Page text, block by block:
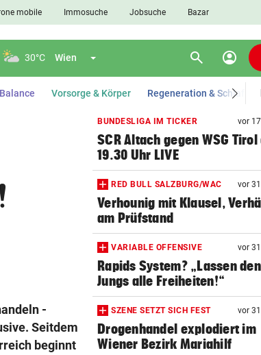
mobile Immosuche Jobsuche Bazar
30°C Wien Menü aufklappen search Suchen
account_circle
Vorsorge & Körper Regeneration & Schlaf
-
Seitdem
beginnt
BUNDESLIGA IM TICKER vor
SCR Altach gegen WSG Tirol
19.30 Uhr LIVE
RED BULL SALZBURG/WAC vor
Verhounig mit Klausel,
am Prüfstand
VARIABLE OFFENSIVE vor
Rapids System? „Lassen den
Jungs alle Freiheiten!“
SZENE SETZT SICH FEST vor
Drogenhandel explodiert im
Wiener Bezirk Mariahilf